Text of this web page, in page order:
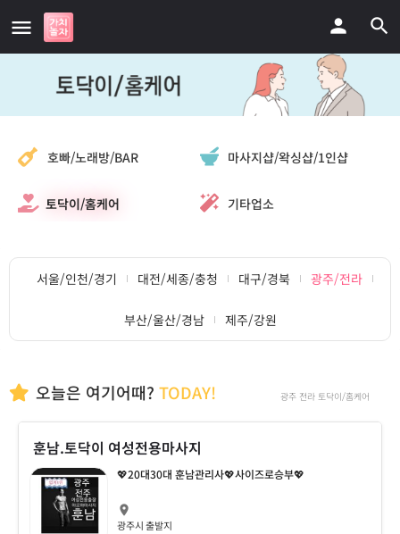
호빠/노래방/BAR 마사지샵/왁싱샵/1인샵
토닥이/홈케어 기타업소
서울/인천/경기 대전/세종/충청 대구/경북 광주/전라
부산/울산/경남 제주/강원
오늘은 여기어때? TODAY! 광주 전라 토닥이/홈케어
훈남.토닥이 여성전용마사지
💖20대30대 훈남관리사💖사이즈로승부💖
광주시 출발지